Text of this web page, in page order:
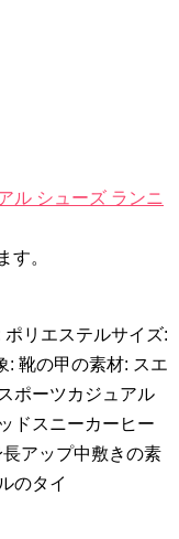
ル シューズ ランニ
す。
リエステルサイズ:
: 靴の甲の素材: スエ
ポーツカジュアル
ドスニーカーヒー
アップ中敷きの素
のタイ